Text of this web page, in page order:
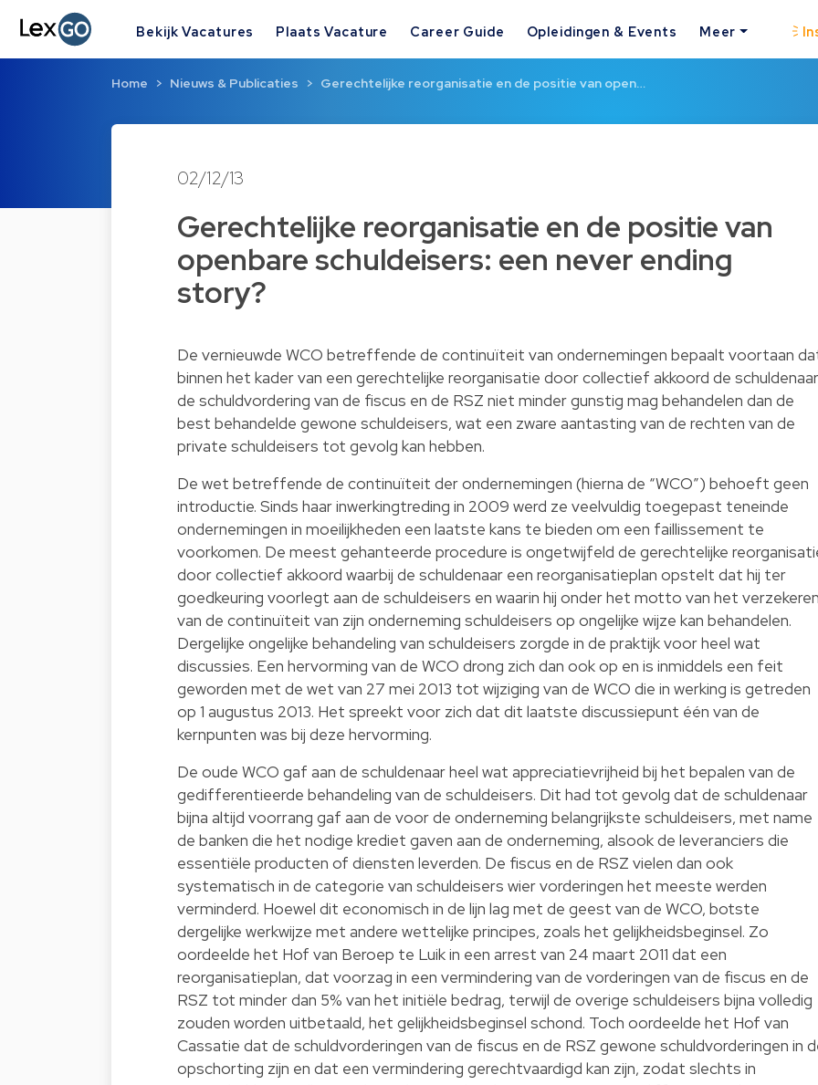
Bekijk Vacatures Plaats Vacature Career Guide Opleidingen & Events Meer
Home Nieuws & Publicaties Gerechtelijke reorganisatie en de positie van open…
02/12/13
Gerechtelijke reorganisatie en de positie van
openbare schuldeisers: een never ending
story?
De vernieuwde WCO betreffende de continuïteit van ondernemingen bepaalt voortaan
binnen het kader van een gerechtelijke reorganisatie door collectief akkoord de schuldenaar
de schuldvordering van de fiscus en de RSZ niet minder gunstig mag behandelen dan de
best behandelde gewone schuldeisers, wat een zware aantasting van de rechten van de
private schuldeisers tot gevolg kan hebben.
De wet betreffende de continuïteit der ondernemingen (hierna de “WCO”) behoeft geen
introductie. Sinds haar inwerkingtreding in 2009 werd ze veelvuldig toegepast teneinde
ondernemingen in moeilijkheden een laatste kans te bieden om een faillissement te
voorkomen. De meest gehanteerde procedure is ongetwijfeld de gerechtelijke
door collectief akkoord waarbij de schuldenaar een reorganisatieplan opstelt dat hij ter
goedkeuring voorlegt aan de schuldeisers en waarin hij onder het motto van het
van de continuïteit van zijn onderneming schuldeisers op ongelijke wijze kan behandelen.
Dergelijke ongelijke behandeling van schuldeisers zorgde in de praktijk voor heel wat
discussies. Een hervorming van de WCO drong zich dan ook op en is inmiddels een feit
geworden met de wet van 27 mei 2013 tot wijziging van de WCO die in werking is getreden
op 1 augustus 2013. Het spreekt voor zich dat dit laatste discussiepunt één van de
kernpunten was bij deze hervorming.
De oude WCO gaf aan de schuldenaar heel wat appreciatievrijheid bij het bepalen van de
gedifferentieerde behandeling van de schuldeisers. Dit had tot gevolg dat de schuldenaar
bijna altijd voorrang gaf aan de voor de onderneming belangrijkste schuldeisers, met name
de banken die het nodige krediet gaven aan de onderneming, alsook de leveranciers die
essentiële producten of diensten leverden. De fiscus en de RSZ vielen dan ook
systematisch in de categorie van schuldeisers wier vorderingen het meeste werden
verminderd. Hoewel dit economisch in de lijn lag met de geest van de WCO, botste
dergelijke werkwijze met andere wettelijke principes, zoals het gelijkheidsbeginsel. Zo
oordeelde het Hof van Beroep te Luik in een arrest van 24 maart 2011 dat een
reorganisatieplan, dat voorzag in een vermindering van de vorderingen van de fiscus en de
RSZ tot minder dan 5% van het initiële bedrag, terwijl de overige schuldeisers bijna volledig
zouden worden uitbetaald, het gelijkheidsbeginsel schond. Toch oordeelde het Hof van
Cassatie dat de schuldvorderingen van de fiscus en de RSZ gewone schuldvorderingen in
opschorting zijn en dat een vermindering gerechtvaardigd kan zijn, zodat slechts in